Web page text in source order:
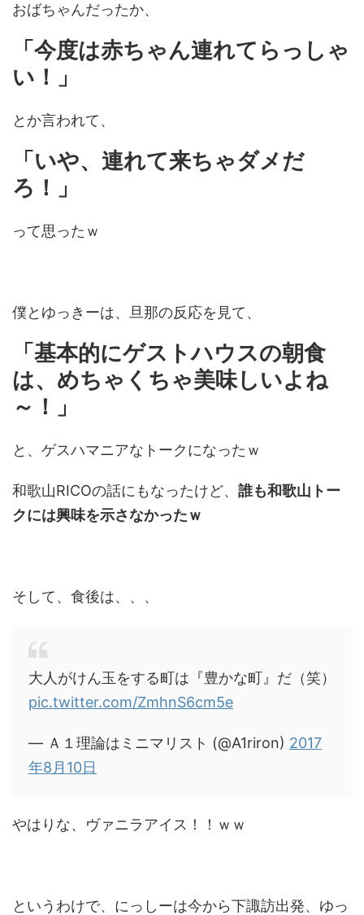
おばちゃんだったか、
「今度は赤ちゃん連れてらっしゃ
い！」
とか言われて、
「いや、連れて来ちゃダメだ
ろ！」
って思ったｗ
僕とゆっきーは、旦那の反応を見て、
「基本的にゲストハウスの朝食
は、めちゃくちゃ美味しいよね
～！」
と、ゲスハマニアなトークになったｗ
和歌山RICOの話にもなったけど、 誰も和歌山トー
クには興味を示さなかったｗ
そして、食後は、、、
大人がけん玉をする町は『豊かな町』だ（笑）
pic.twitter.com/ZmhnS6cm5e
— Ａ１理論はミニマリスト (@A1riron) 2017
年8月10日
やはりな、ヴァニラアイス！！ｗｗ
というわけで、にっしーは今から下諏訪出発、ゆっ